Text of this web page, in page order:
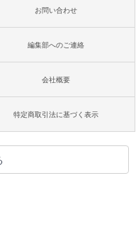
お問い合わせ
編集部へのご連絡
会社概要
特定商取引法に基づく表示